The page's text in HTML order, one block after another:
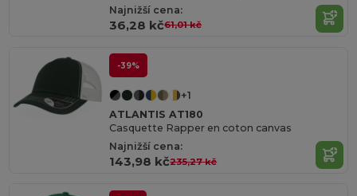
Najnižší cena:
36,28 kč61,01 kč
-39%
+1
ATLANTIS AT180
Casquette Rapper en coton canvas
Najnižší cena:
143,98 kč235,27 kč